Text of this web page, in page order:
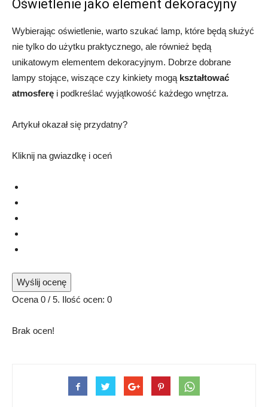
Oświetlenie jako element dekoracyjny
Wybierając oświetlenie, warto szukać lamp, które będą służyć
nie tylko do użytku praktycznego, ale również będą
unikatowym elementem dekoracyjnym. Dobrze dobrane
lampy stojące, wiszące czy kinkiety mogą kształtować
atmosferę i podkreślać wyjątkowość każdego wnętrza.
Artykuł okazał się przydatny?
Kliknij na gwiazdkę i oceń
Wyślij ocenę
Ocena 0 / 5. Ilość ocen: 0
Brak ocen!